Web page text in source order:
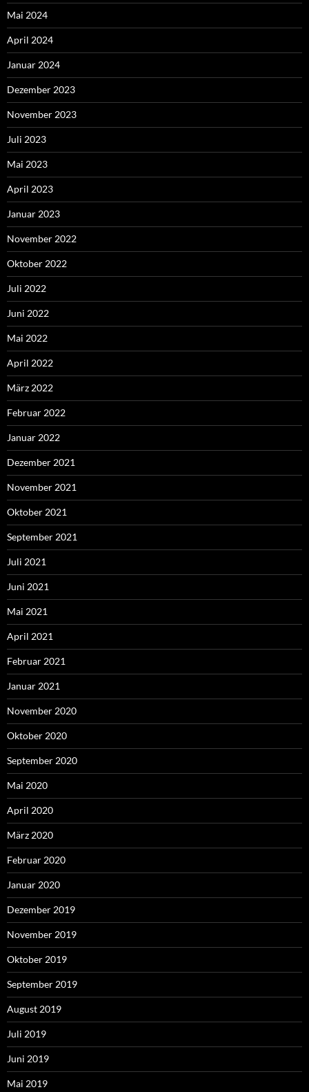
Mai 2024
April 2024
Januar 2024
Dezember 2023
November 2023
Juli 2023
Mai 2023
April 2023
Januar 2023
November 2022
Oktober 2022
Juli 2022
Juni 2022
Mai 2022
April 2022
März 2022
Februar 2022
Januar 2022
Dezember 2021
November 2021
Oktober 2021
September 2021
Juli 2021
Juni 2021
Mai 2021
April 2021
Februar 2021
Januar 2021
November 2020
Oktober 2020
September 2020
Mai 2020
April 2020
März 2020
Februar 2020
Januar 2020
Dezember 2019
November 2019
Oktober 2019
September 2019
August 2019
Juli 2019
Juni 2019
Mai 2019